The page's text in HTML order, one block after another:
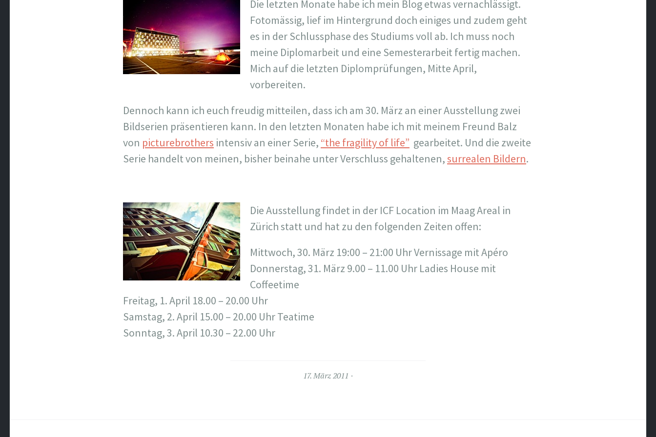
Die letzten Monate habe ich mein Blog etwas vernachlässigt.
Fotomässig, lief im Hintergrund doch einiges und zudem geht
es in der Schlussphase des Studiums voll ab. Ich muss noch
meine Diplomarbeit und eine Semesterarbeit fertig machen.
Mich auf die letzten Diplomprüfungen, Mitte April,
vorbereiten.
Dennoch kann ich euch freudig mitteilen, dass ich am 30. März an einer Ausstellung zwei
Bildserien präsentieren kann. In den letzten Monaten habe ich mit meinem Freund Balz
von picturebrothers intensiv an einer Serie, “the fragility of life” gearbeitet. Und die zweite
Serie handelt von meinen, bisher beinahe unter Verschluss gehaltenen,surrealen Bildern.
Die Ausstellung findet in der ICF Location im Maag Areal in
Zürich statt und hat zu den folgenden Zeiten offen:
Mittwoch, 30. März 19:00 – 21:00 Uhr Vernissage mit Apéro
Donnerstag, 31. März 9.00 – 11.00 Uhr Ladies House mit
Coffeetime
Freitag, 1. April 18.00 – 20.00 Uhr
Samstag, 2. April 15.00 – 20.00 Uhr Teatime
Sonntag, 3. April 10.30 – 22.00 Uhr
17. März 2011